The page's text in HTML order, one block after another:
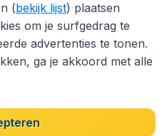
(bekijk lijst) plaatsen
om je surfgedrag te
advertenties te tonen.
ga je akkoord met alle